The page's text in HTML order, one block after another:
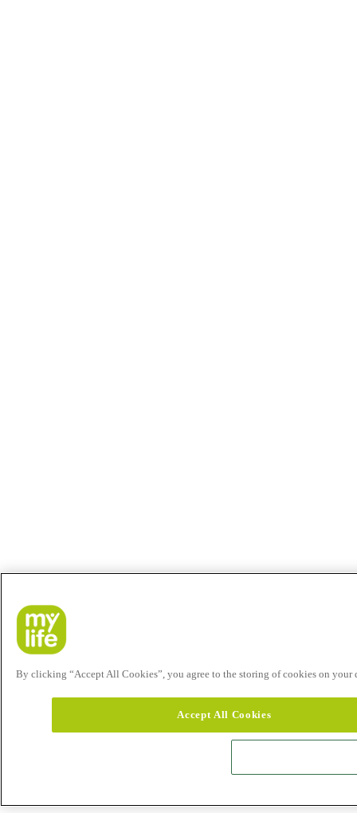
By clicking “Accept All Cookies”, you agree to the storing of cookies on your
Accept All Cookies